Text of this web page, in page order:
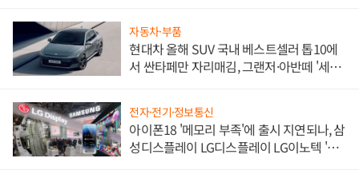
자동차·부품
현대차 올해 SUV 국내 베스트셀러 톱10에
서 싼타페만 자리매김, 그랜저·아반떼 '세단
전자·전기·정보통신
아이폰18 '메모리 부족'에 출시 지연되나, 삼
성디스플레이 LG디스플레이 LG이노텍 '탈